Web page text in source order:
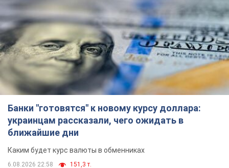
Банки "готовятся" к новому курсу доллара:
украинцам рассказали, чего ожидать в
ближайшие дни
Каким будет курс валюты в обменниках
6.08.2026 22:58 151,3 т.
Украинцам обещают по 850 грн от
мобильных операторов: что не так с
этими сообщениями
Как не попасть в ловушку мошенников
6.08.2026 21:02 16,1 т.